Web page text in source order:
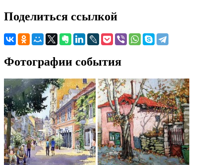
Поделиться ссылкой
Фотографии события